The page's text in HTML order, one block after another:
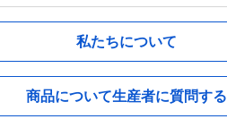
私たちについて
商品について生産者に質問する